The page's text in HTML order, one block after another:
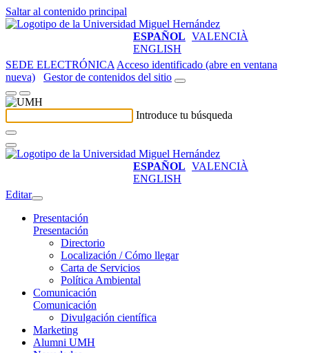
Saltar al contenido principal
ESPAÑOL VALENCIÀ
ENGLISH
SEDE ELECTRÓNICA Acceso identificado (abre en ventana
nueva)
Gestor de contenidos del sitio
Introduce tu búsqueda
ESPAÑOL VALENCIÀ
ENGLISH
Editar
Presentación
Presentación
Directorio
Localización / Cómo llegar
Carta de Servicios
Política Ambiental
Comunicación
Comunicación
Divulgación científica
Marketing
Alumni UMH